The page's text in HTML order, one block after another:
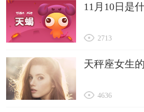
11月10日是
2713
天秤座女生
4636